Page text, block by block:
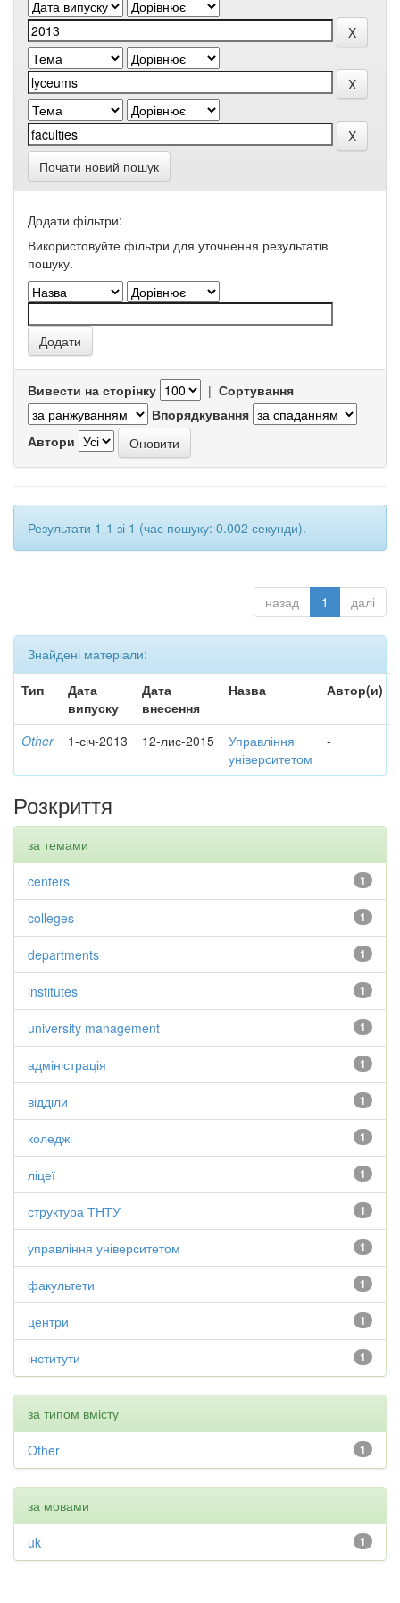
Почати новий пошук
Додати фільтри:
Використовуйте фільтри для уточнення результатів
пошуку.
Вивести на сторінку | Сортування
Впорядкування
Автори
Результати 1-1 зі 1 (час пошуку: 0.002 секунди).
назад 1 далі
Знайдені матеріали:
Тип
Дата
випуску
Дата
внесення
Назва Автор(и)
Other 1-січ-2013 12-лис-2015
Управління
університетом
-
Розкриття
за темами
1
centers
1
colleges
1
departments
1
institutes
1
university management
1
адміністрація
1
відділи
1
коледжі
1
ліцеї
1
структура ТНТУ
1
управління університетом
1
факультети
1
центри
1
інститути
за типом вмісту
1
Other
за мовами
1
uk